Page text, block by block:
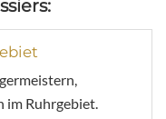
im Ruhrgebiet.